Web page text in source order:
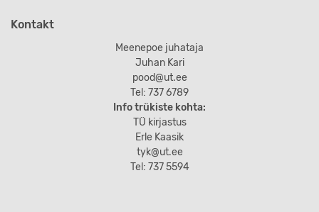
Kontakt
Meenepoe juhataja
Juhan Kari
pood@ut.ee
Tel: 737 6789
Info trükiste kohta:
TÜ kirjastus
Erle Kaasik
tyk@ut.ee
Tel: 737 5594